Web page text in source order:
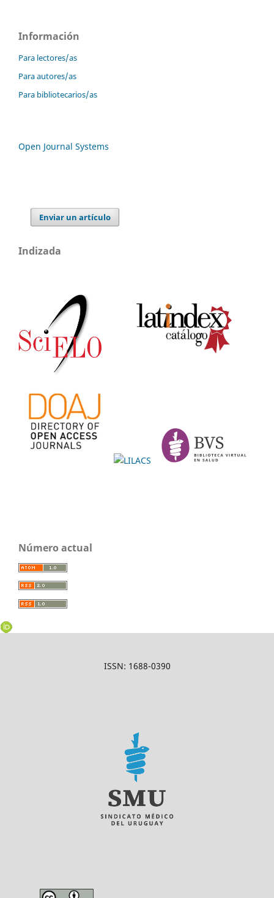
Información
Para lectores/as
Para autores/as
Para bibliotecarios/as
Open Journal Systems
Enviar un artículo
Indizada
Número actual
ISSN: 1688-0390